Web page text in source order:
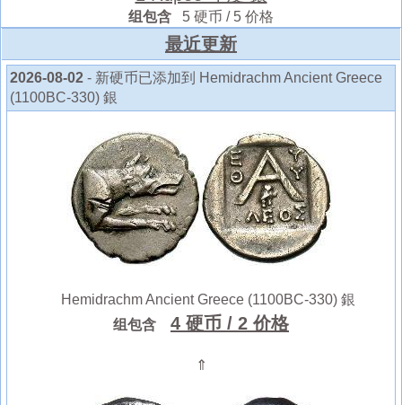
组包含 5 硬币 / 5 价格
最近更新
2026-08-02 - 新硬币已添加到 Hemidrachm Ancient Greece
(1100BC-330) 銀
Hemidrachm Ancient Greece (1100BC-330) 銀
组包含
4 硬币 / 2 价格
⇑